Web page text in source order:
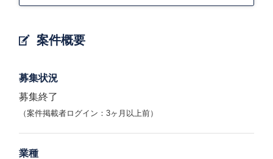
案件概要
募集状況
募集終了
（案件掲載者ログイン：3ヶ月以上前）
業種